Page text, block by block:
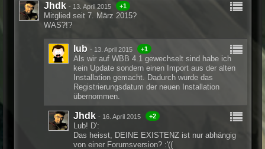
Jhdk - 13. April 2015 +1
Mitglied seit 7. März 2015?
WAS?!?
lub - 13. April 2015 +1
Als wir auf WBB 4.1 gewechselt sind habe ich
kein Update sondern einen Import aus der alten
Installation gemacht. Dadurch wurde das
Registrierungsdatum der neuen Installation
übernommen.
Jhdk - 16. April 2015 +2
Lub! D':
Das heisst, DEINE EXISTENZ ist nur abhängig
von einer Forumsversion? :'((